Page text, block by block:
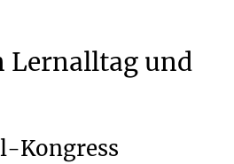
Lernalltag und
Kongress